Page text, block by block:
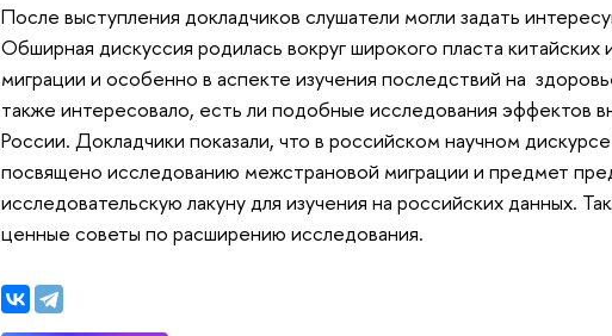
После выступления докладчиков слушатели могли задать
Обширная дискуссия родилась вокруг широкого пласта
миграции и особенно в аспекте изучения последствий на
также интересовало, есть ли подобные исследования эффектов
России. Докладчики показали, что в российском научном
посвящено исследованию межстрановой миграции и предмет
исследовательскую лакуну для изучения на российских данных.
ценные советы по расширению исследования.